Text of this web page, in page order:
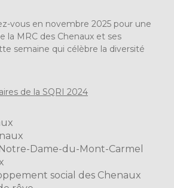
vous en novembre 2025 pour une
la MRC des Chenaux et ses
semaine qui célèbre la diversité
de la SQRI 2024
Dame-du-Mont-Carmel
social des Chenaux